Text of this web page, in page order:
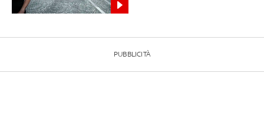
PUBBLICITÀ